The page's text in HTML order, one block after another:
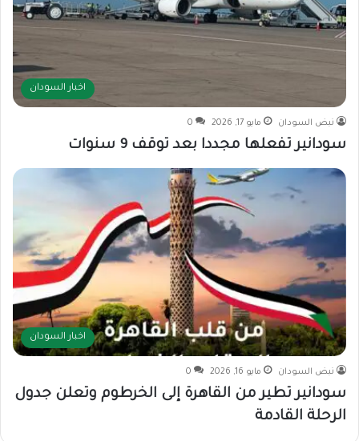
اخبار السودان
نبض السودان مايو 17, 2026 0
سودانير تفعلها مجددا بعد توقف 9 سنوات
اخبار السودان
نبض السودان مايو 16, 2026 0
سودانير تطير من القاهرة إلى الخرطوم وتعلن جدول
الرحلة القادمة